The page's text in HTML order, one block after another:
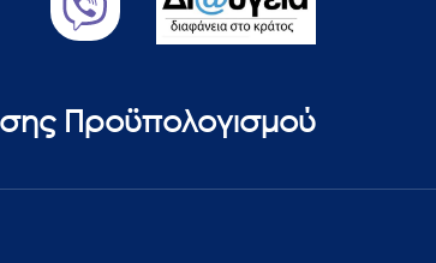
Προϋπολογισμού